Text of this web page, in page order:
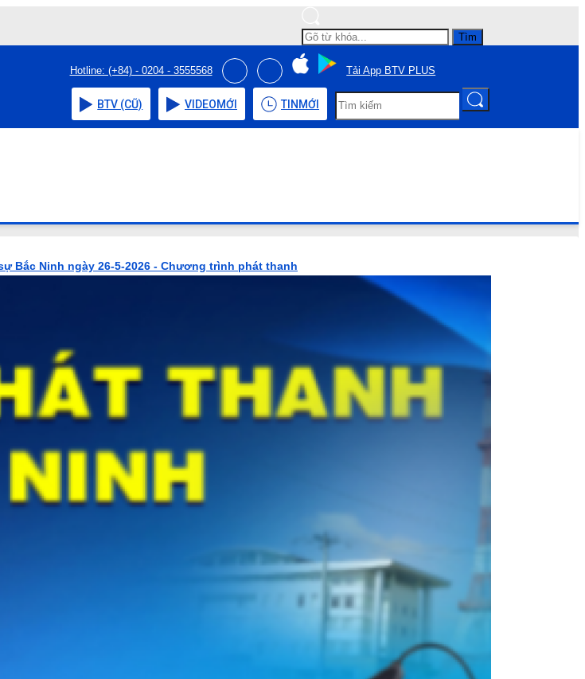
Tìm
Hotline: (+84) - 0204 - 3555568 Tải App BTV PLUS
BTV (CŨ) VIDEOMỚI TIN MỚI
Bắc Ninh ngày 26-5-2026 - Chương trình phát thanh